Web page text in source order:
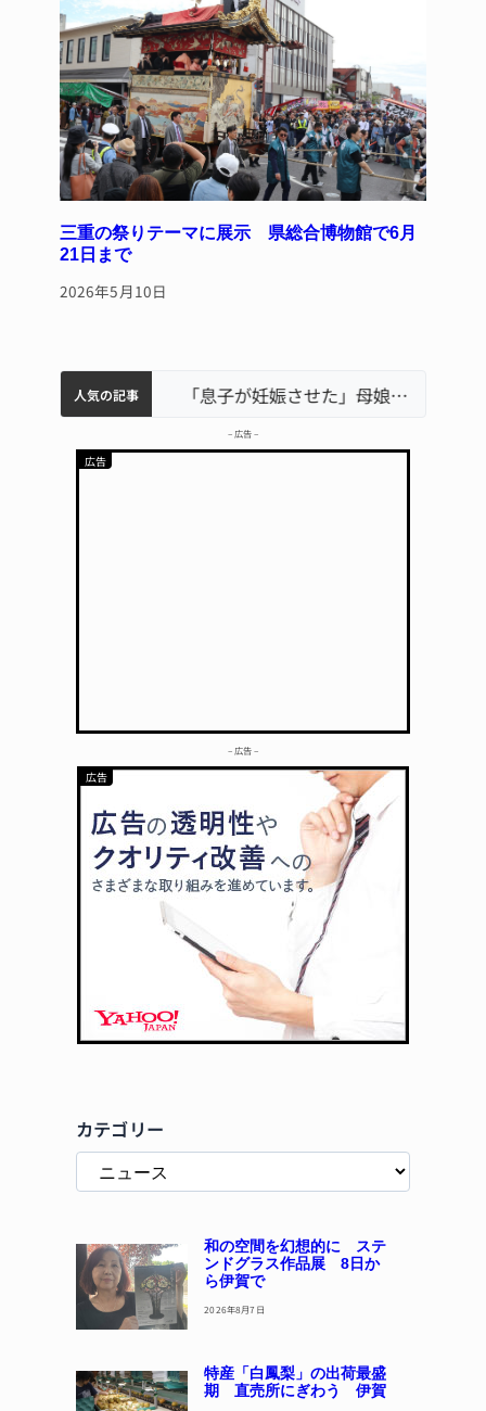
三重の祭りテーマに展示 県総合博物館で6月
21日まで
2026年5月10日
人気の記事
名張市水道料金47％値上げへ 答申案、審議会で大筋まとまる
中学校の陶壁モニュメント 地元建設会社がボランティアで清掃 伊賀名張市立病院のDMAT、熊本地震の被災地へ 能登以来3回目の派遣
器物損壊容疑で83歳女逮捕 伊賀署 「息子が妊娠させた」母娘だまされ400万円詐欺被害 名張
– 広告 –
– 広告 –
カテゴリー
和の空間を幻想的に ステ
ンドグラス作品展 8日か
ら伊賀で
2026年8月7日
特産「白鳳梨」の出荷最盛
期 直売所にぎわう 伊賀